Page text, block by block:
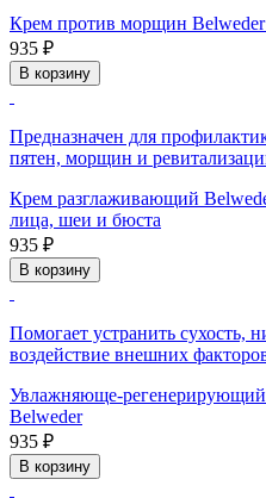
Крем против морщин
935 ₽
В корзину
Предназначен для
пятен, морщин и
Крем разглаживающий
лица, шеи и бюста
935 ₽
В корзину
Помогает устранить сухость,
воздействие внешних
Увлажняюще-
Belweder
935 ₽
В корзину